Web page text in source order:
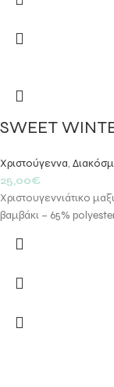
SWEET
Χριστούγεννα,
25,00€
Χριστουγεννιάτικο
βαμβάκι – 65%